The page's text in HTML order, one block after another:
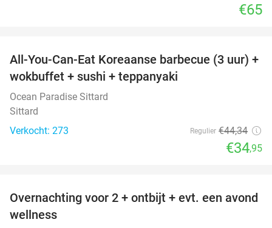
€65
21%
All-You-Can-Eat Koreaanse barbecue (3 uur) +
wokbuffet + sushi + teppanyaki
Ocean Paradise Sittard
Sittard
Verkocht: 273
Regulier €44,34
€34,95
21%
Overnachting voor 2 + ontbijt + evt. een avond
wellness